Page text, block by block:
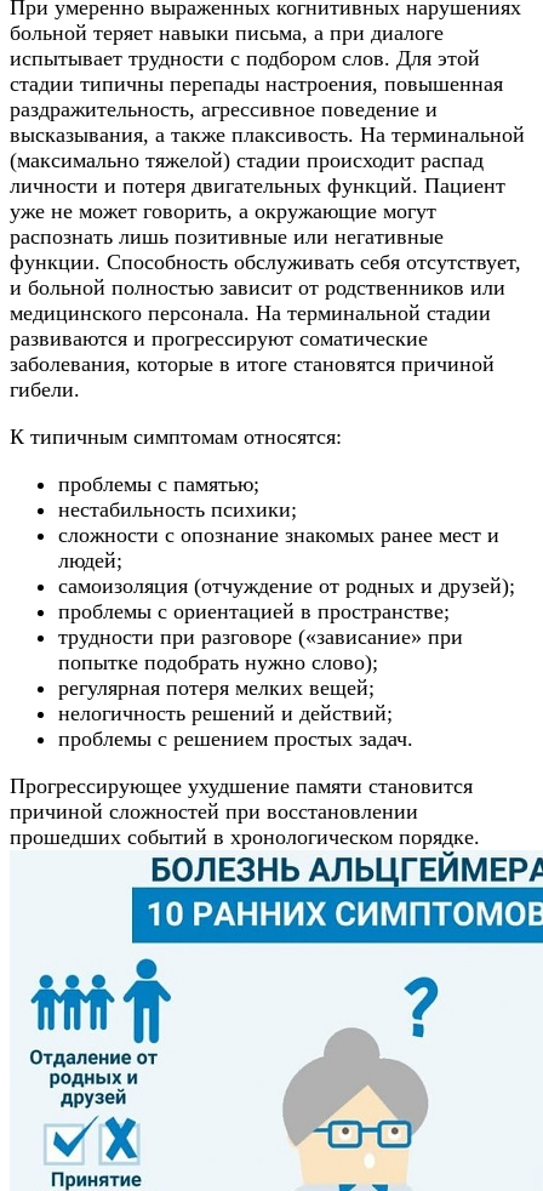
При умеренно выраженных когнитивных нарушениях
больной теряет навыки письма, а при диалоге
испытывает трудности с подбором слов. Для этой
стадии типичны перепады настроения, повышенная
раздражительность, агрессивное поведение и
высказывания, а также плаксивость. На терминальной
(максимально тяжелой) стадии происходит распад
личности и потеря двигательных функций. Пациент
уже не может говорить, а окружающие могут
распознать лишь позитивные или негативные
функции. Способность обслуживать себя отсутствует,
и больной полностью зависит от родственников или
медицинского персонала. На терминальной стадии
развиваются и прогрессируют соматические
заболевания, которые в итоге становятся причиной
гибели.
К типичным симптомам относятся:
проблемы с памятью;
нестабильность психики;
сложности с опознание знакомых ранее мест и
людей;
самоизоляция (отчуждение от родных и друзей);
проблемы с ориентацией в пространстве;
трудности при разговоре («зависание» при
попытке подобрать нужно слово);
регулярная потеря мелких вещей;
нелогичность решений и действий;
проблемы с решением простых задач.
Прогрессирующее ухудшение памяти становится
причиной сложностей при восстановлении
прошедших событий в хронологическом порядке.